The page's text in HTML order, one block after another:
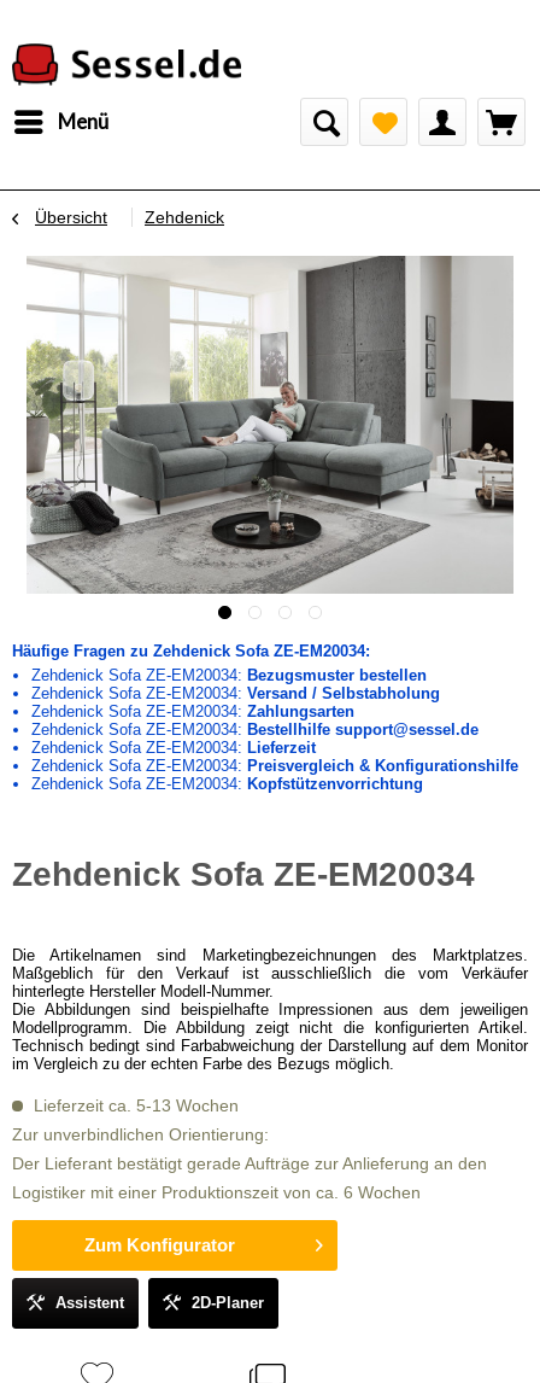
Menü
Übersicht Zehdenick
Häufige Fragen zu Zehdenick Sofa ZE-EM20034:
Zehdenick Sofa ZE-EM20034: Bezugsmuster bestellen
Zehdenick Sofa ZE-EM20034: Versand / Selbstabholung
Zehdenick Sofa ZE-EM20034: Zahlungsarten
Zehdenick Sofa ZE-EM20034: Bestellhilfe support@sessel.de
Zehdenick Sofa ZE-EM20034: Lieferzeit
Zehdenick Sofa ZE-EM20034: Preisvergleich & Konfigurationshilfe
Zehdenick Sofa ZE-EM20034: Kopfstützenvorrichtung
Zehdenick Sofa ZE-EM20034
Die Artikelnamen sind Marketingbezeichnungen des Marktplatzes.
Maßgeblich für den Verkauf ist ausschließlich die vom Verkäufer
hinterlegte Hersteller Modell-Nummer.
Die Abbildungen sind beispielhafte Impressionen aus dem jeweiligen
Modellprogramm. Die Abbildung zeigt nicht die konfigurierten Artikel.
Technisch bedingt sind Farbabweichung der Darstellung auf dem Monitor
im Vergleich zu der echten Farbe des Bezugs möglich.
Lieferzeit ca. 5-13 Wochen
Zur unverbindlichen Orientierung:
Der Lieferant bestätigt gerade Aufträge zur Anlieferung an den
Logistiker mit einer Produktionszeit von ca. 6 Wochen
Zum Konfigurator
Assistent 2D-Planer